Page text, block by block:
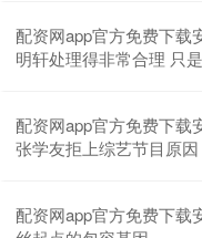
配资网app官方免费下载
明轩处理得非常合理 只
配资网app官方免费下载
张学友拒上综艺节目原
配资网app官方免费下载